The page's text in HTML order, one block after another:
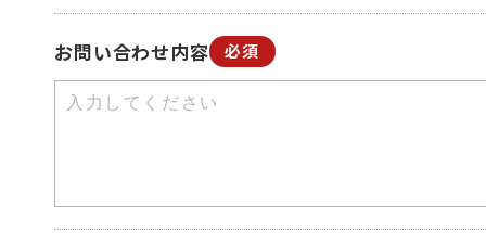
お問い合わせ内容 必須